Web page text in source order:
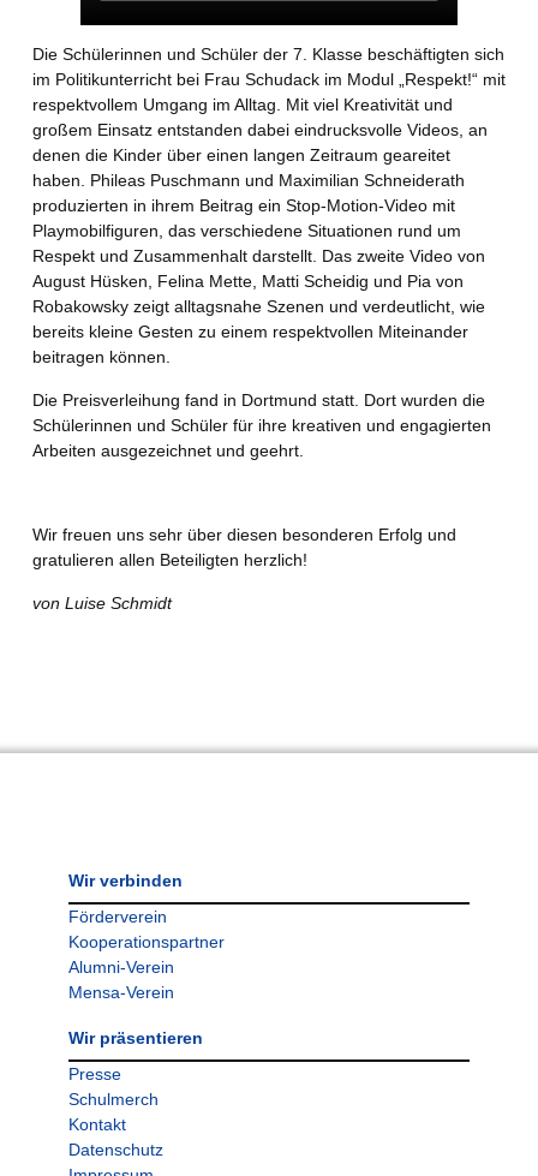
Die Schülerinnen und Schüler der 7. Klasse beschäftigten sich
im Politikunterricht bei Frau Schudack im Modul „Respekt!“ mit
respektvollem Umgang im Alltag. Mit viel Kreativität und
großem Einsatz entstanden dabei eindrucksvolle Videos, an
denen die Kinder über einen langen Zeitraum geareitet
haben. Phileas Puschmann und Maximilian Schneiderath
produzierten in ihrem Beitrag ein Stop-Motion-Video mit
Playmobilfiguren, das verschiedene Situationen rund um
Respekt und Zusammenhalt darstellt. Das zweite Video von
August Hüsken, Felina Mette, Matti Scheidig und Pia von
Robakowsky zeigt alltagsnahe Szenen und verdeutlicht, wie
bereits kleine Gesten zu einem respektvollen Miteinander
beitragen können.
Die Preisverleihung fand in Dortmund statt. Dort wurden die
Schülerinnen und Schüler für ihre kreativen und engagierten
Arbeiten ausgezeichnet und geehrt.
Wir freuen uns sehr über diesen besonderen Erfolg und
gratulieren allen Beteiligten herzlich!
von Luise Schmidt
Wir verbinden
Förderverein
Kooperationspartner
Alumni-Verein
Mensa-Verein
Wir präsentieren
Presse
Schulmerch
Kontakt
Datenschutz